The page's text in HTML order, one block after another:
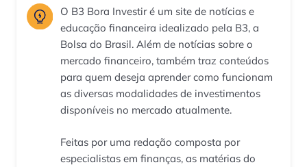
O B3 Bora Investir é um site de notícias e
educação financeira idealizado pela B3, a
Bolsa do Brasil. Além de notícias sobre o
mercado financeiro, também traz conteúdos
para quem deseja aprender como funcionam
as diversas modalidades de investimentos
disponíveis no mercado atualmente.
Feitas por uma redação composta por
especialistas em finanças, as matérias do